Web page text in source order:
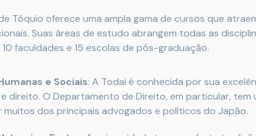
Tóquio oferece uma ampla gama de cursos que
Suas áreas de estudo abrangem todas as
faculdades e 15 escolas de pós-graduação.
e Sociais: A Todai é conhecida por sua
direito. O Departamento de Direito, em particular,
muitos dos principais advogados e políticos do Japão.